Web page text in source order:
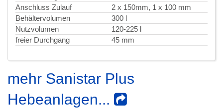
Anschluss Zulauf
2 x 150mm, 1 x 100 mm
Behältervolumen
300 l
Nutzvolumen
120-225 l
freier Durchgang
45 mm
mehr Sanistar Plus
Hebeanlagen...